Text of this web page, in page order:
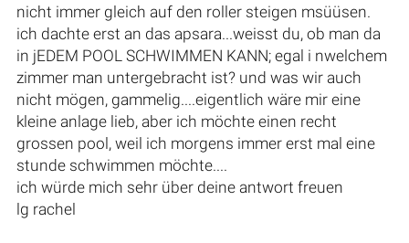
nicht immer gleich auf den roller steigen msüüsen.
ich dachte erst an das apsara...weisst du, ob man da
in jEDEM POOL SCHWIMMEN KANN; egal i nwelchem
zimmer man untergebracht ist? und was wir auch
nicht mögen, gammelig....eigentlich wäre mir eine
kleine anlage lieb, aber ich möchte einen recht
grossen pool, weil ich morgens immer erst mal eine
stunde schwimmen möchte....
ich würde mich sehr über deine antwort freuen
lg rachel